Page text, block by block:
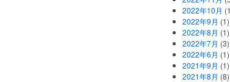
2022年10月
2022年9月 (1)
2022年8月 (1)
2022年7月 (3)
2022年6月 (1)
2021年9月 (1)
2021年8月 (8)